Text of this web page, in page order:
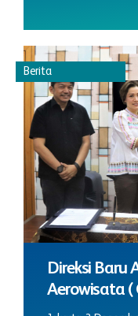
Berita
Direksi Baru
Aerowisata (